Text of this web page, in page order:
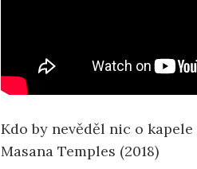
Kdo by nevěděl nic o kapele
Masana Temples (2018)